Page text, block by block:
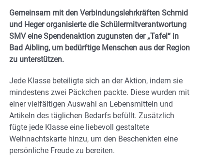
Gemeinsam mit den Verbindungslehrkräften Schmid
und Heger organisierte die Schülermitverantwortung
SMV eine Spendenaktion zugunsten der „Tafel“ in
Bad Aibling, um bedürftige Menschen aus der Region
zu unterstützen.
Jede Klasse beteiligte sich an der Aktion, indem sie
mindestens zwei Päckchen packte. Diese wurden mit
einer vielfältigen Auswahl an Lebensmitteln und
Artikeln des täglichen Bedarfs befüllt. Zusätzlich
fügte jede Klasse eine liebevoll gestaltete
Weihnachtskarte hinzu, um den Beschenkten eine
persönliche Freude zu bereiten.